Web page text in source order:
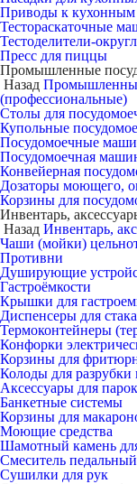
Приводы к кухонным
Тестораскаточные
Тестоделители-
Пресс для пиццы
Промышленные
Назад
(профессиональные)
Столы для
Купольные
Посудомоечные
Посудомоечная
Конвейерная
Дозаторы моющего,
Корзины для
Инвентарь,
Назад Инвентарь,
Чаши (мойки)
Противни
Душирующие
Гастроёмкости
Крышки для
Диспенсеры для
Термоконтейнеры
Конфорки
Корзины для
Колоды для разрубки
Аксессуары для
Банкетные системы
Корзины для
Моющие средства
Шамотный камень
Смеситель педальный
Сушилки для рук